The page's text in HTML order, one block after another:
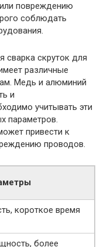
повреждению
соблюдать
сварка скруток для
различные
Медь и алюминий
и
учитывать эти
параметров.
привести к
проводов.
короткое время
более